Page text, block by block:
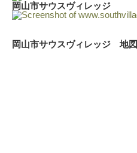
岡山市サウスヴィレッジ
岡山市サウスヴィレッジ 地図